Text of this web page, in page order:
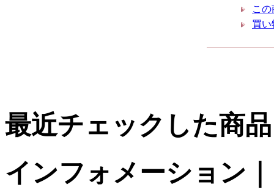
こ
買い
最近チェックした商品
インフォメーション